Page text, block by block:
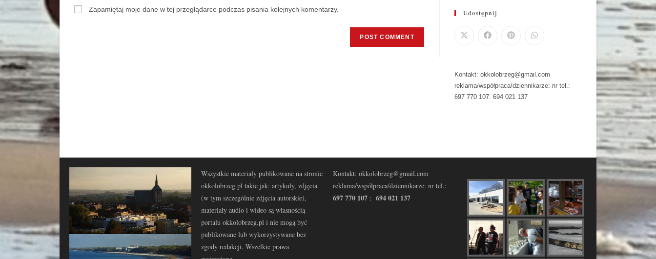
Zapamiętaj moje dane w tej przeglądarce podczas pisania kolejnych komentarzy. Udostępnij
Kontakt: okkolobrzeg@gmail.com
reklama/współpraca/dziennikarze: nr tel.:
697 770 107: 694 021 137
Wszystkie materiały publikowane na stronie
okkolobrzeg.pl takie jak: artykuły, zdjęcia
(w tym szczególnie zdjęcia autorskie),
materiały audio i wideo są własnością
portalu okkolobrzeg.pl i nie mogą być
publikowane lub wykorzystywane bez
zgody redakcji. Wszelkie prawa
Kontakt: okkolobrzeg@gmail.com
reklama/współpraca/dziennikarze: nr tel.:
697 770 107 : 694 021 137